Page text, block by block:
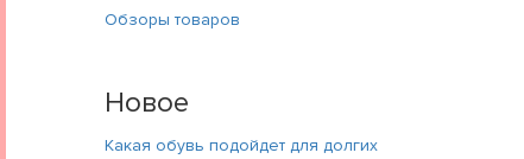
Обзоры товаров
Новое
Какая обувь подойдет для долгих